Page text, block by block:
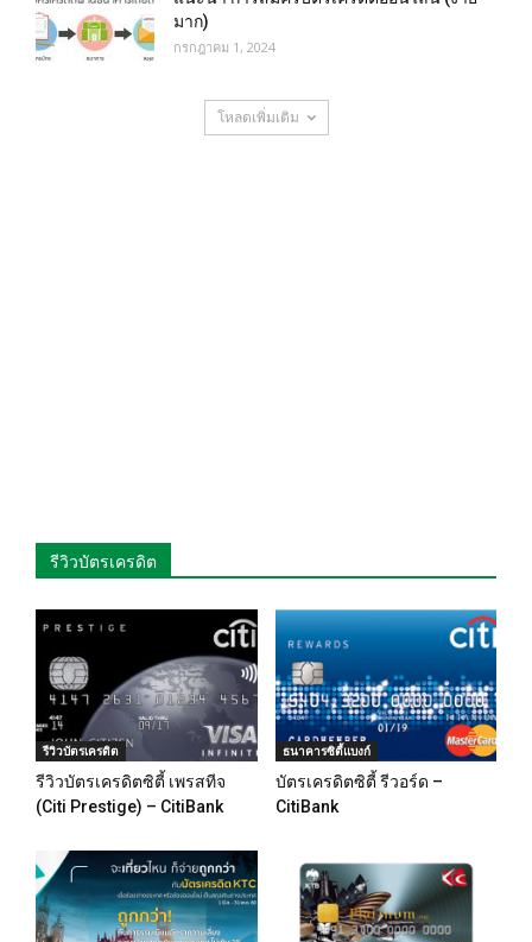
มาก)
กรกฎาคม 1, 2024
โหลดเพิ่มเติม
รีวิวบัตรเครดิต
รีวิวบัตรเครดิต
รีวิวบัตรเครดิตซิตี้ เพรสทีจ
(Citi Prestige) – CitiBank
ธนาคารซิตี้แบงก์
บัตรเครดิตซิตี้ รีวอร์ด –
CitiBank